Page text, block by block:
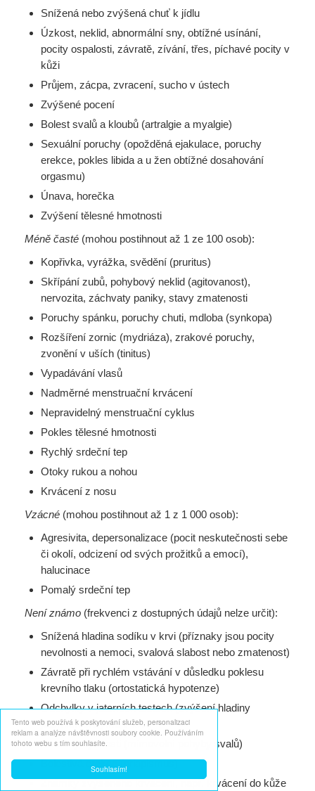
Souhlasím!
Tento web používá k poskytování služeb, personalizaci
reklam a analýze návštěvnosti soubory cookie. Používáním
tohoto webu s tím souhlasíte.
Snížená nebo zvýšená chuť k jídlu
Úzkost, neklid, abnormální sny, obtížné usínání,
pocity ospalosti, závratě, zívání, třes, píchavé pocity v
kůži
Průjem, zácpa, zvracení, sucho v ústech
Zvýšené pocení
Bolest svalů a kloubů (artralgie a myalgie)
Sexuální poruchy (opožděná ejakulace, poruchy
erekce, pokles libida a u žen obtížné dosahování
orgasmu)
Únava, horečka
Zvýšení tělesné hmotnosti
Méně časté (mohou postihnout až 1 ze 100 osob):
Kopřivka, vyrážka, svědění (pruritus)
Skřípání zubů, pohybový neklid (agitovanost),
nervozita, záchvaty paniky, stavy zmatenosti
Poruchy spánku, poruchy chuti, mdloba (synkopa)
Rozšíření zornic (mydriáza), zrakové poruchy,
zvonění v uších (tinitus)
Vypadávání vlasů
Nadměrné menstruační krvácení
Nepravidelný menstruační cyklus
Pokles tělesné hmotnosti
Rychlý srdeční tep
Otoky rukou a nohou
Krvácení z nosu
Vzácné (mohou postihnout až 1 z 1 000 osob):
Agresivita, depersonalizace (pocit neskutečnosti sebe
či okolí, odcizení od svých prožitků a emocí),
halucinace
Pomalý srdeční tep
Není známo (frekvenci z dostupných údajů nelze určit):
Snížená hladina sodíku v krvi (příznaky jsou pocity
nevolnosti a nemoci, svalová slabost nebo zmatenost)
Závratě při rychlém vstávání v důsledku poklesu
krevního tlaku (ortostatická hypotenze)
Odchylky v jaterních testech (zvýšení hladiny
jaterních enzymů v krvi)
Poruchy hybnosti (mimovolní pohyby svalů)
Bolestivá erekce (priapismus)
Známky zvýšeného krvácení, např. krvácení do kůže